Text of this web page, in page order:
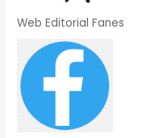
Web Editorial Fanes